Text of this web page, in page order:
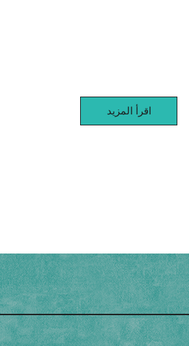
اقرأ المزيد